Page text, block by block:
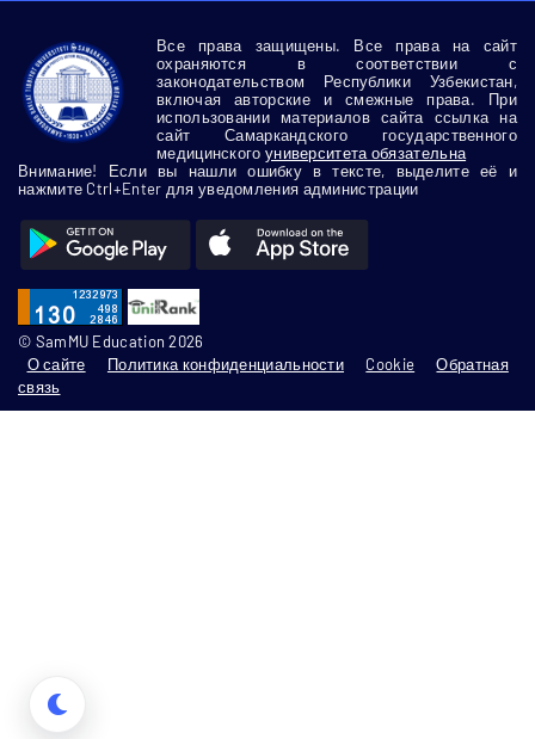
Все права защищены. Все права на сайт
охраняются в соответствии с
законодательством Республики Узбекистан,
включая авторские и смежные права. При
использовании материалов сайта ссылка на
сайт Самаркандского государственного
медицинского университета обязательна
Внимание! Если вы нашли ошибку в тексте, выделите её и
нажмите Ctrl+Enter для уведомления администрации
© SamMU Education 2026
О сайте
Политика конфиденциальности Cookie
Обратная
связь